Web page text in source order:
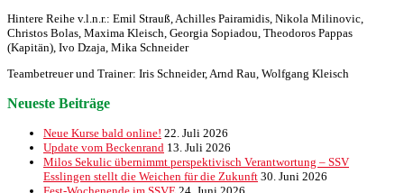
Hintere Reihe v.l.n.r.: Emil Strauß, Achilles Pairamidis, Nikola Milinovic,
Christos Bolas, Maxima Kleisch, Georgia Sopiadou, Theodoros Pappas
(Kapitän), Ivo Dzaja, Mika Schneider
Teambetreuer und Trainer: Iris Schneider, Arnd Rau, Wolfgang Kleisch
Neueste Beiträge
Neue Kurse bald online! 22. Juli 2026
Update vom Beckenrand 13. Juli 2026
Milos Sekulic übernimmt perspektivisch Verantwortung – SSV
Esslingen stellt die Weichen für die Zukunft 30. Juni 2026